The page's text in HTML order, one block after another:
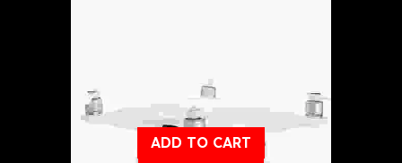
ADD TO CART